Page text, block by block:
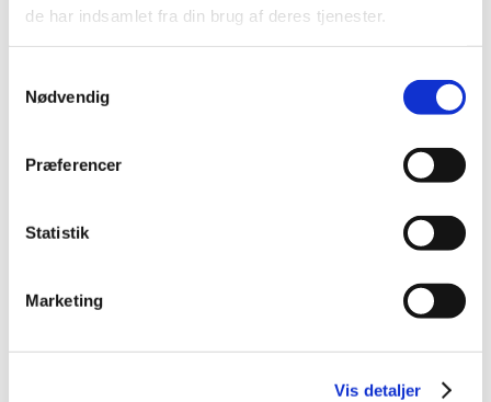
de har indsamlet fra din brug af deres tjenester.
Nødvendig
Præferencer
Statistik
Marketing
Vis detaljer
Udstyr til badminton /
og så selvfølgelig en badmintonbold. Vores
Danmark har godkendt til udvalgte